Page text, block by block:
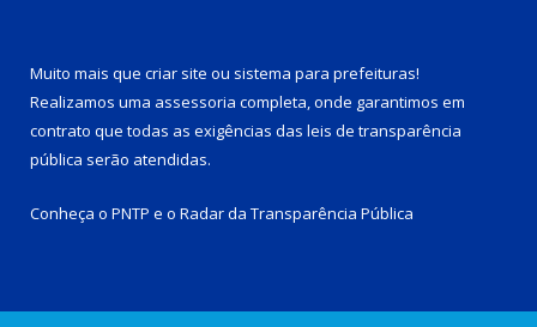
Muito mais que criar site ou sistema para prefeituras!
Realizamos uma assessoria completa, onde garantimos em
contrato que todas as exigências das leis de transparência
pública serão atendidas.
Conheça o PNTP e o Radar da Transparência Pública